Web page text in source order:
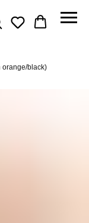
orange/black)